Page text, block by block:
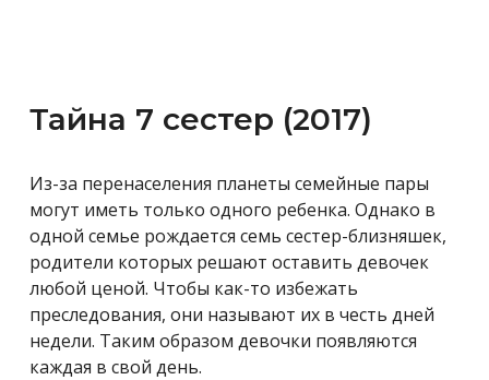
Тайна 7 сестер (2017)
Из-за перенаселения планеты семейные пары
могут иметь только одного ребенка. Однако в
одной семье рождается семь сестер-близняшек,
родители которых решают оставить девочек
любой ценой. Чтобы как-то избежать
преследования, они называют их в честь дней
недели. Таким образом девочки появляются
каждая в свой день.